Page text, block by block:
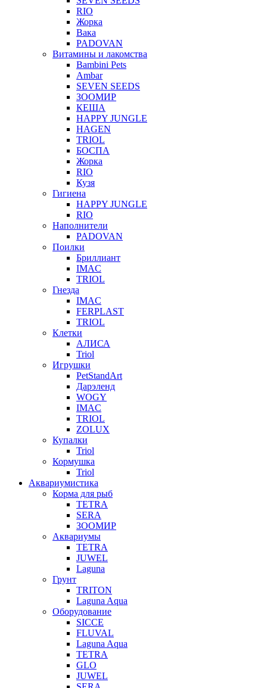
RIO
Жорка
Вака
PADOVAN
Витамины и лакомства
Bambini Pets
Ambar
SEVEN SEEDS
ЗООМИР
КЕША
HAPPY JUNGLE
HAGEN
TRIOL
БОСПА
Жорка
RIO
Кузя
Гигиена
HAPPY JUNGLE
RIO
Наполнители
PADOVAN
Поилки
Бриллиант
IMAC
TRIOL
Гнезда
IMAC
FERPLAST
TRIOL
Клетки
АЛИСА
Triol
Игрушки
PetStandArt
Дарэленд
WOGY
IMAC
TRIOL
ZOLUX
Купалки
Triol
Кормушка
Triol
Аквариумистика
Корма для рыб
TETRA
SERA
ЗООМИР
Аквариумы
TETRA
JUWEL
Laguna
Грунт
TRITON
Laguna Aqua
Оборудование
SICCE
FLUVAL
Laguna Aqua
TETRA
GLO
JUWEL